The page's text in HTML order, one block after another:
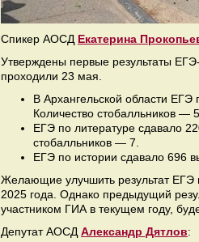
Спикер АОСД Екатерина
Утверждены первые результаты
проходили 23 мая.
В Архангельской области
Количество стобалльников — 5.
ЕГЭ по литературе сдавало
стобалльников — 7.
ЕГЭ по истории сдавало 696
Желающие улучшить результат ЕГЭ
2025 года. Однако предыдущий
участником ГИА в текущем году,
Депутат АОСД Александр Дятлов: